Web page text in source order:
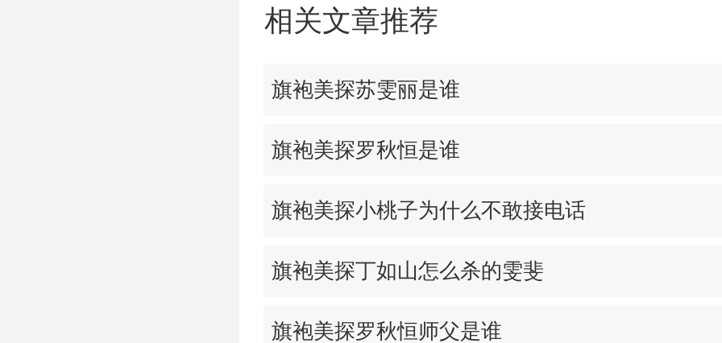
相关文章推荐
旗袍美探苏雯丽是谁
旗袍美探罗秋恒是谁
旗袍美探小桃子为什么不敢接电话
旗袍美探丁如山怎么杀的雯斐
旗袍美探罗秋恒师父是谁